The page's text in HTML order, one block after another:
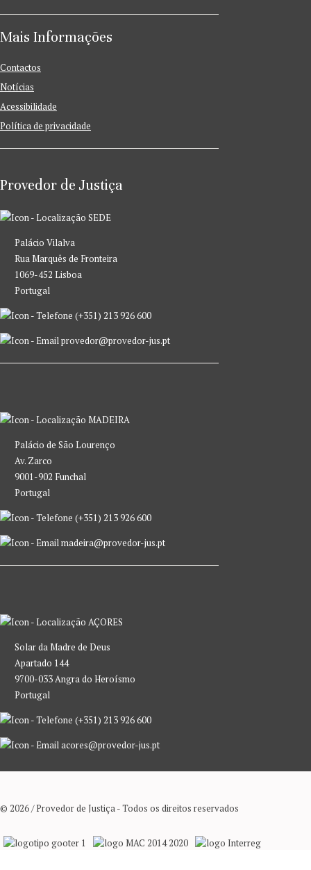
Mais Informações
Contactos
Notícias
Acessibilidade
Política de privacidade
Provedor de Justiça
SEDE
Palácio Vilalva
Rua Marquês de Fronteira
1069-452 Lisboa
Portugal
(+351) 213 926 600
provedor@provedor-jus.pt
MADEIRA
Palácio de São Lourenço
Av. Zarco
9001-902 Funchal
Portugal
(+351) 213 926 600
madeira@provedor-jus.pt
AÇORES
Solar da Madre de Deus
Apartado 144
9700-033 Angra do Heroísmo
Portugal
(+351) 213 926 600
acores@provedor-jus.pt
© 2026 / Provedor de Justiça - Todos os direitos reservados